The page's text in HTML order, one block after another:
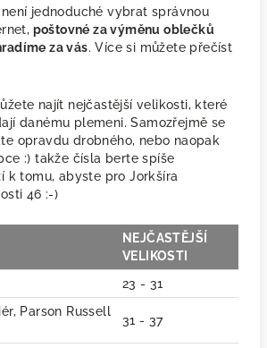
jednoduché vybrat správnou
poštovné za výměnu oblečků
za vás. Více si můžete přečíst
najít nejčastější velikosti, které
danému plemeni. Samozřejmě se
opravdu drobného, nebo naopak
:) takže čísla berte spíše
k tomu, abyste pro Jorkšíra
46 :-)
NEJČASTĚJŠÍ
VELIKOSTI
23 - 31
Parson Russell
31 - 37